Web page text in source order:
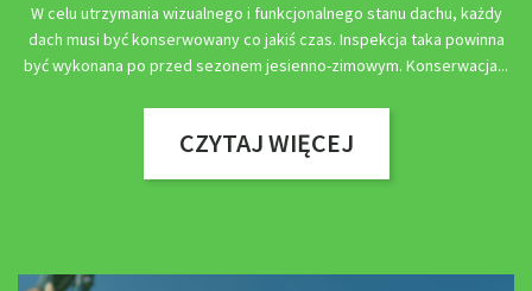
W celu utrzymania wizualnego i funkcjonalnego stanu dachu, każdy
dach musi być konserwowany co jakiś czas. Inspekcja taka powinna
być wykonana po przed sezonem jesienno-zimowym. Konserwacja
CZYTAJ WIĘCEJ